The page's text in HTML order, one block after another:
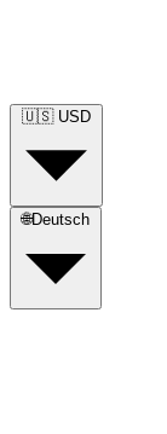
🇺🇸 USD
🌐Deutsch